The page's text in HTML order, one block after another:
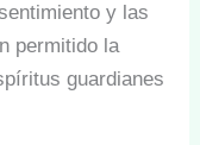
y las
permitido la
guardianes